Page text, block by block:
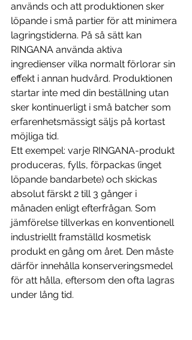
används och att produktionen sker
löpande i små partier för att minimera
lagringstiderna. På så sätt kan
RINGANA använda aktiva
ingredienser vilka normalt förlorar sin
effekt i annan hudvård. Produktionen
startar inte med din beställning utan
sker kontinuerligt i små batcher som
erfarenhetsmässigt säljs på kortast
möjliga tid.
Ett exempel: varje RINGANA-produkt
produceras, fylls, förpackas (inget
löpande bandarbete) och skickas
absolut färskt 2 till 3 gånger i
månaden enligt efterfrågan. Som
jämförelse tillverkas en konventionell
industriellt framställd kosmetisk
produkt en gång om året. Den måste
därför innehålla konserveringsmedel
för att hålla, eftersom den ofta lagras
under lång tid.